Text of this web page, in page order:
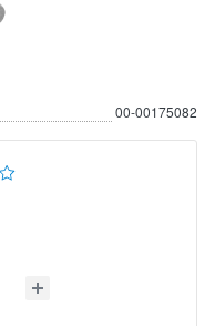
00-00175082